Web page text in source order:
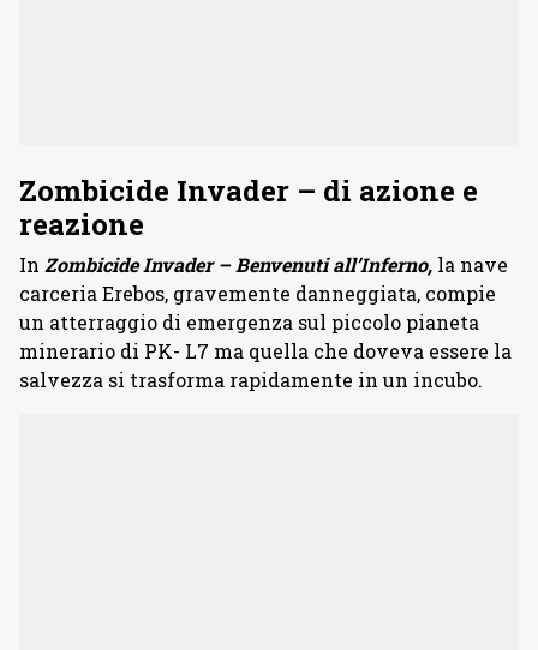
Zombicide Invader – di azione e
reazione
In Zombicide Invader – Benvenuti all’Inferno, la nave
carceria Erebos, gravemente danneggiata, compie
un atterraggio di emergenza sul piccolo pianeta
minerario di PK- L7 ma quella che doveva essere la
salvezza si trasforma rapidamente in un incubo.